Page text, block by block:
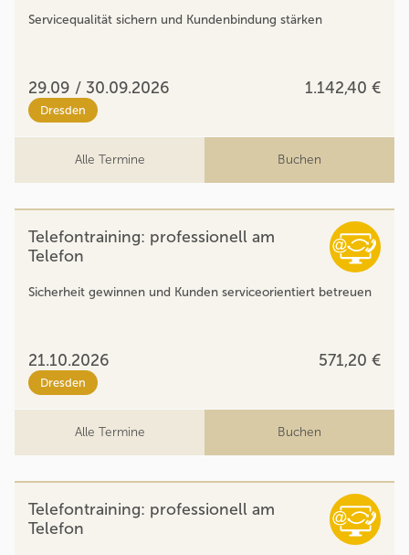
Servicequalität sichern und Kundenbindung stärken
29.09 / 30.09.2026 1.142,40 €
Dresden
Alle Termine Buchen
Telefontraining: professionell am
Telefon
Sicherheit gewinnen und Kunden serviceorientiert betreuen
21.10.2026 571,20 €
Dresden
Alle Termine Buchen
Telefontraining: professionell am
Telefon